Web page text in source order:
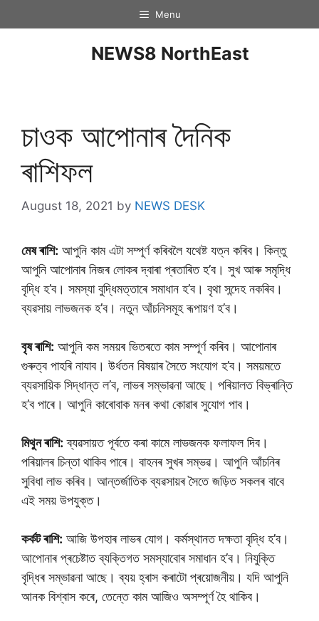
Menu
NEWS8 NorthEast
চাওক আপােনাৰ দৈনিক
ৰাশিফল
August 18, 2021 by NEWS DESK
মেষ ৰাশি: আপুনি কাম এটা সম্পূৰ্ণ কৰিবলৈ যথেষ্ট যত্ন কৰিব। কিন্তু
আপুনি আপোনাৰ নিজৰ লোকৰ দ্বাৰা প্ৰতাৰিত হ’ব। সুখ আৰু সমৃদ্ধি
বৃদ্ধি হ’ব। সমস্যা বুদ্ধিমত্তাৰে সমাধান হ’ব। বৃথা সন্দেহ নকৰিব।
ব্যৱসায় লাভজনক হ’ব। নতুন আঁচনিসমূহ ৰূপায়ণ হ’ব।
বৃষ ৰাশি: আপুনি কম সময়ৰ ভিতৰতে কাম সম্পূৰ্ণ কৰিব। আপোনাৰ
গুৰুত্ব পাহৰি নাযাব। উৰ্ধতন বিষয়াৰ সৈতে সংযোগ হ’ব। সময়মতে
ব্যৱসায়িক সিদ্ধান্ত ল’ব, লাভৰ সম্ভাৱনা আছে। পৰিয়ালত বিভ্ৰান্তি
হ’ব পাৰে। আপুনি কাৰোবাক মনৰ কথা কোৱাৰ সুযোগ পাব।
মিথুন ৰাশি: ব্যৱসায়ত পূৰ্বতে কৰা কামে লাভজনক ফলাফল দিব।
পৰিয়ালৰ চিন্তা থাকিব পাৰে। বাহনৰ সুখৰ সম্ভৱ। আপুনি আঁচনিৰ
সুবিধা লাভ কৰিব। আন্তৰ্জাতিক ব্যৱসায়ৰ সৈতে জড়িত সকলৰ বাবে
এই সময় উপযুক্ত।
কৰ্কট ৰাশি: আজি উপহাৰ লাভৰ যোগ। কৰ্মস্থানত দক্ষতা বৃদ্ধি হ’ব।
আপোনাৰ প্ৰচেষ্টাত ব্যক্তিগত সমস্যাবোৰ সমাধান হ’ব। নিযুক্তি
বৃদ্ধিৰ সম্ভাৱনা আছে। ব্যয় হ্ৰাস কৰাটো প্ৰয়োজনীয়। যদি আপুনি
আনক বিশ্বাস কৰে, তেন্তে কাম আজিও অসম্পূৰ্ণ হৈ থাকিব।